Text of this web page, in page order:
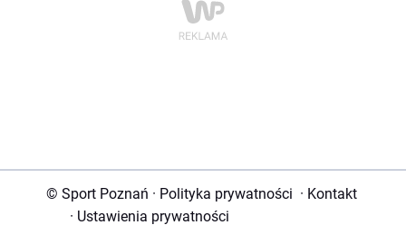
© Sport Poznań · Polityka prywatności · Kontakt
· Ustawienia prywatności